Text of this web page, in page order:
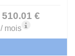
510.01 €
/ mois